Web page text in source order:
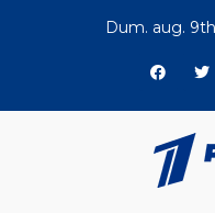
Dum. aug.